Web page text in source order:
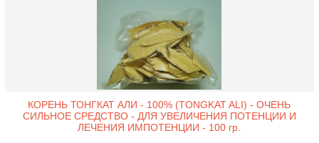
КОРЕНЬ ТОНГКАТ АЛИ - 100% (TONGKAT ALI) - ОЧЕНЬ
СИЛЬНОЕ СРЕДСТВО - ДЛЯ УВЕЛИЧЕНИЯ ПОТЕНЦИИ И
ЛЕЧЕНИЯ ИМПОТЕНЦИИ - 100 гр.